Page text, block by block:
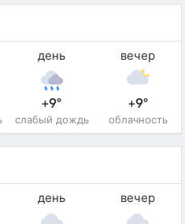
день
+9°
слабый дождь
вечер
+9°
облачность
день вечер